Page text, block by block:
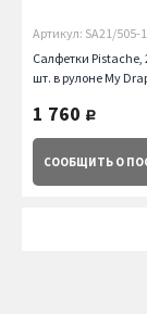
Артикул: SA21/505-1
Салфетки Pistache,
шт. в рулоне My
1 760 руб.
СООБЩИТЬ О